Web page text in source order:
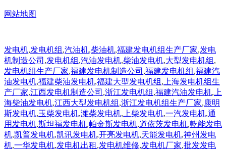
网站地图
发电机,发电机组 ,汽油机,柴油机,福建发电机组生产厂家,发电
机制造公司 ,发电机组 ,汽油发电机,柴油发电机,大型发电机组 ,
发电机组生产厂家,福建发电机制造公司 ,福建发电机组 ,福建汽
油发电机,福建柴油发电机,福建大型发电机组 , 上海发电机组生
产厂家,江西发电机制造公司 ,浙江发电机组 ,福建汽油发电机, 上
海柴油发电机,江西大型发电机组 ,浙江发电机组生产厂家,康明
斯发电机,玉柴发电机,潍柴发电机, 上柴发电机,一汽发电机,通
用发电机,斯坦福发电机,帕金斯发电机,道依茨发电机,乾能发电
机,凯普发电机,凯讯发电机,开亮发电机,天能发电机,神州发电
机,一华发电机,发电机出租 ,发电机维修,发电机厂家,批发发电